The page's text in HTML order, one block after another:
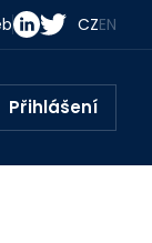
CZEN
Přihlášení